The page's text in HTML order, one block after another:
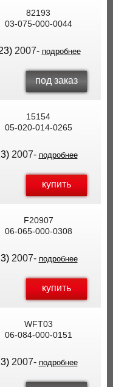
82193
03-075-000-0044
2007- подробнее
под заказ
15154
05-020-014-0265
2007- подробнее
купить
F20907
06-065-000-0308
2007- подробнее
купить
WFT03
06-084-000-0151
2007- подробнее